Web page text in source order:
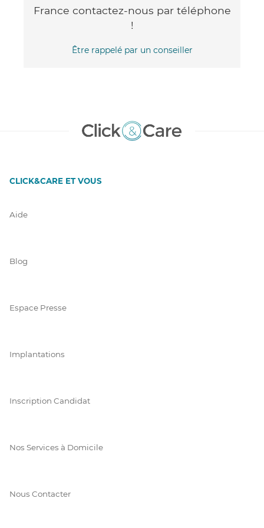
France contactez-nous par téléphone
!
Être rappelé par un conseiller
CLICK&CARE ET VOUS
Aide
Blog
Espace Presse
Implantations
Inscription Candidat
Nos Services à Domicile
Nous Contacter